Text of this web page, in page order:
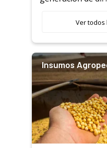
Ver todos
Insumos